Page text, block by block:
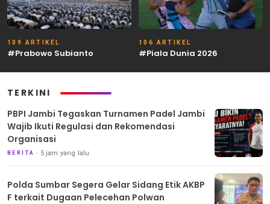
109 ARTIKEL
#Prabowo Subianto
106 ARTIKEL
#Piala Dunia 2026
TERKINI
PBPI Jambi Tegaskan Turnamen Padel Jambi
Wajib Ikuti Regulasi dan Rekomendasi
Organisasi
BERITA 5 jam yang lalu
Polda Sumbar Segera Gelar Sidang Etik AKBP
F terkait Dugaan Pelecehan Polwan